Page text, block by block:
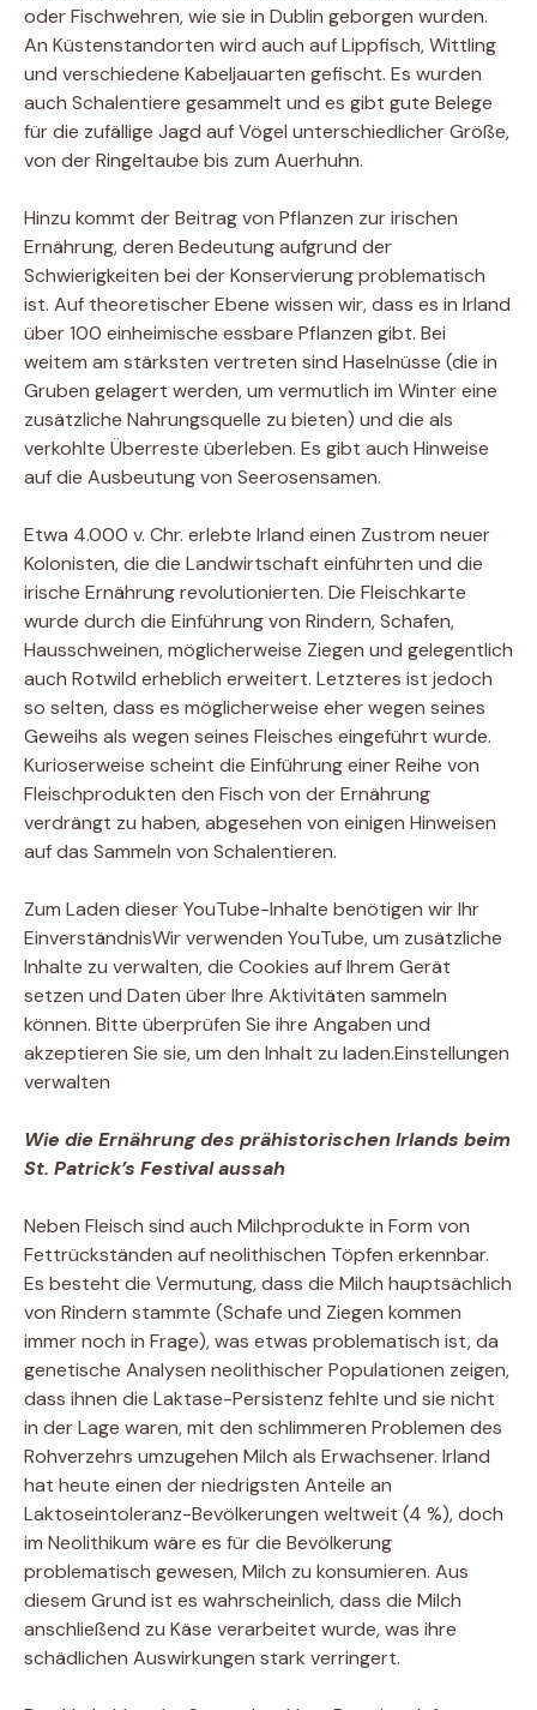
oder Fischwehren, wie sie in Dublin geborgen wurden.
An Küstenstandorten wird auch auf Lippfisch, Wittling
und verschiedene Kabeljauarten gefischt. Es wurden
auch Schalentiere gesammelt und es gibt gute Belege
für die zufällige Jagd auf Vögel unterschiedlicher Größe,
von der Ringeltaube bis zum Auerhuhn.
Hinzu kommt der Beitrag von Pflanzen zur irischen
Ernährung, deren Bedeutung aufgrund der
Schwierigkeiten bei der Konservierung problematisch
ist. Auf theoretischer Ebene wissen wir, dass es in Irland
über 100 einheimische essbare Pflanzen gibt. Bei
weitem am stärksten vertreten sind Haselnüsse (die in
Gruben gelagert werden, um vermutlich im Winter eine
zusätzliche Nahrungsquelle zu bieten) und die als
verkohlte Überreste überleben. Es gibt auch Hinweise
auf die Ausbeutung von Seerosensamen.
Etwa 4.000 v. Chr. erlebte Irland einen Zustrom neuer
Kolonisten, die die Landwirtschaft einführten und die
irische Ernährung revolutionierten. Die Fleischkarte
wurde durch die Einführung von Rindern, Schafen,
Hausschweinen, möglicherweise Ziegen und gelegentlich
auch Rotwild erheblich erweitert. Letzteres ist jedoch
so selten, dass es möglicherweise eher wegen seines
Geweihs als wegen seines Fleisches eingeführt wurde.
Kurioserweise scheint die Einführung einer Reihe von
Fleischprodukten den Fisch von der Ernährung
verdrängt zu haben, abgesehen von einigen Hinweisen
auf das Sammeln von Schalentieren.
Zum Laden dieser YouTube-Inhalte benötigen wir Ihr
EinverständnisWir verwenden YouTube, um zusätzliche
Inhalte zu verwalten, die Cookies auf Ihrem Gerät
setzen und Daten über Ihre Aktivitäten sammeln
können. Bitte überprüfen Sie ihre Angaben und
akzeptieren Sie sie, um den Inhalt zu laden.Einstellungen
verwalten
Wie die Ernährung des prähistorischen Irlands beim
St. Patrick’s Festival aussah
Neben Fleisch sind auch Milchprodukte in Form von
Fettrückständen auf neolithischen Töpfen erkennbar.
Es besteht die Vermutung, dass die Milch hauptsächlich
von Rindern stammte (Schafe und Ziegen kommen
immer noch in Frage), was etwas problematisch ist, da
genetische Analysen neolithischer Populationen zeigen,
dass ihnen die Laktase-Persistenz fehlte und sie nicht
in der Lage waren, mit den schlimmeren Problemen des
Rohverzehrs umzugehen Milch als Erwachsener. Irland
hat heute einen der niedrigsten Anteile an
Laktoseintoleranz-Bevölkerungen weltweit (4 %), doch
im Neolithikum wäre es für die Bevölkerung
problematisch gewesen, Milch zu konsumieren. Aus
diesem Grund ist es wahrscheinlich, dass die Milch
anschließend zu Käse verarbeitet wurde, was ihre
schädlichen Auswirkungen stark verringert.